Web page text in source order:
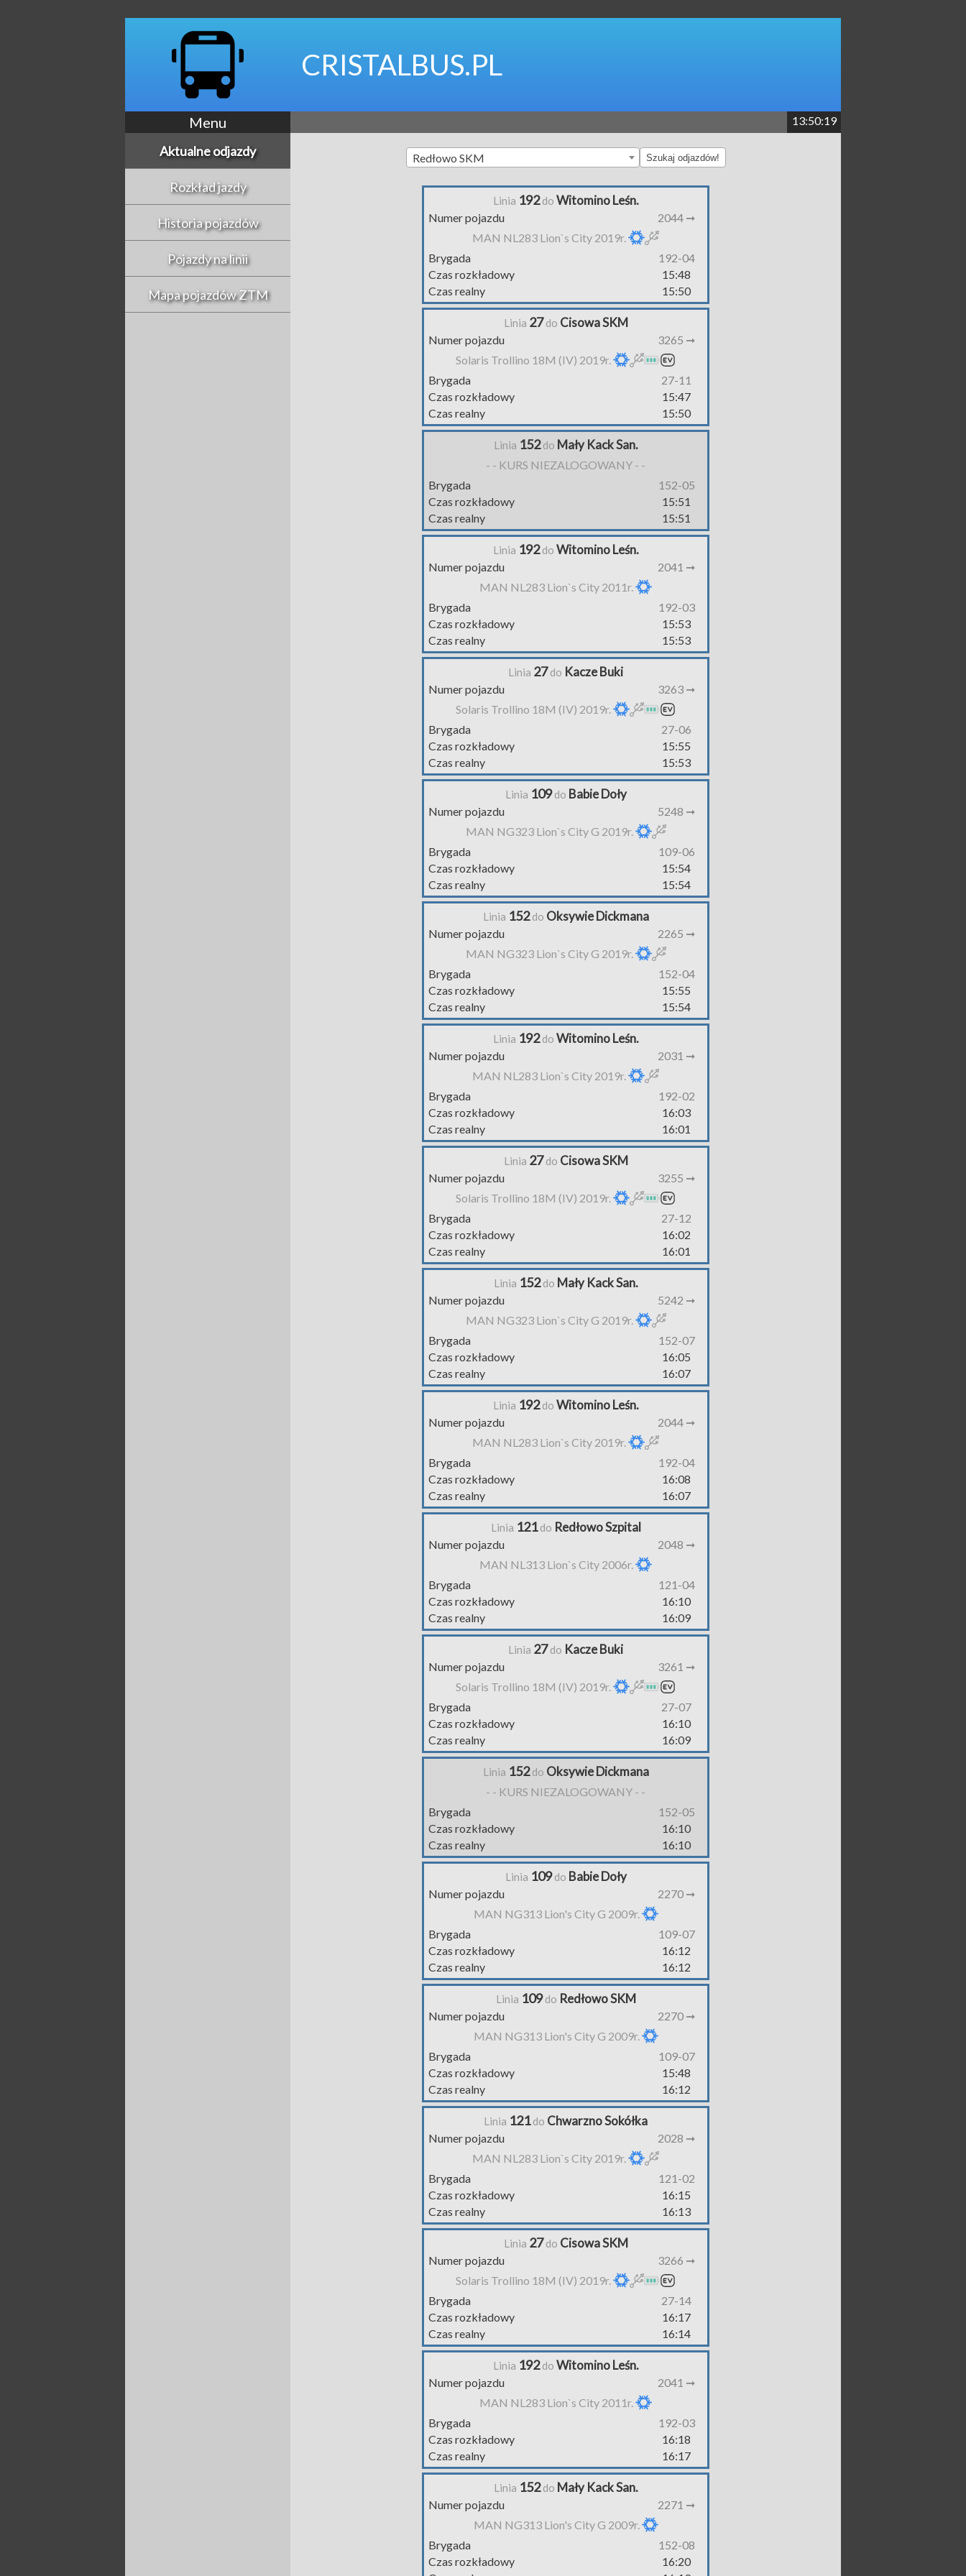
CRISTALBUS.PL
Menu 13:50:20
Aktualne odjazdy
Rozkład jazdy
Historia pojazdów
Pojazdy na linii
Mapa pojazdów ZTM
Redłowo SKM Szukaj odjazdów!
Linia 192do Witomino Leśn.
Numer pojazdu
2044 ➞
MAN NL283 Lion`s City 2019r.
Brygada
192-04
Czas rozkładowy
15:48
Czas realny
15:50
Linia 27do Cisowa SKM
Numer pojazdu
3265 ➞
Solaris Trollino 18M (IV) 2019r.
Brygada
27-11
Czas rozkładowy
15:47
Czas realny
15:50
Linia 152do Mały Kack San.
- - KURS NIEZALOGOWANY - -
Brygada
152-05
Czas rozkładowy
15:51
Czas realny
15:51
Linia 192do Witomino Leśn.
Numer pojazdu
2041 ➞
MAN NL283 Lion`s City 2011r.
Brygada
192-03
Czas rozkładowy
15:53
Czas realny
15:53
Linia 27do Kacze Buki
Numer pojazdu
3263 ➞
Solaris Trollino 18M (IV) 2019r.
Brygada
27-06
Czas rozkładowy
15:55
Czas realny
15:53
Linia 109do Babie Doły
Numer pojazdu
5248 ➞
MAN NG323 Lion`s City G 2019r.
Brygada
109-06
Czas rozkładowy
15:54
Czas realny
15:54
Linia 152do Oksywie Dickmana
Numer pojazdu
2265 ➞
MAN NG323 Lion`s City G 2019r.
Brygada
152-04
Czas rozkładowy
15:55
Czas realny
15:54
Linia 192do Witomino Leśn.
Numer pojazdu
2031 ➞
MAN NL283 Lion`s City 2019r.
Brygada
192-02
Czas rozkładowy
16:03
Czas realny
16:01
Linia 27do Cisowa SKM
Numer pojazdu
3255 ➞
Solaris Trollino 18M (IV) 2019r.
Brygada
27-12
Czas rozkładowy
16:02
Czas realny
16:01
Linia 152do Mały Kack San.
Numer pojazdu
5242 ➞
MAN NG323 Lion`s City G 2019r.
Brygada
152-07
Czas rozkładowy
16:05
Czas realny
16:07
Linia 192do Witomino Leśn.
Numer pojazdu
2044 ➞
MAN NL283 Lion`s City 2019r.
Brygada
192-04
Czas rozkładowy
16:08
Czas realny
16:07
Linia 121do Redłowo Szpital
Numer pojazdu
2048 ➞
MAN NL313 Lion`s City 2006r.
Brygada
121-04
Czas rozkładowy
16:10
Czas realny
16:09
Linia 27do Kacze Buki
Numer pojazdu
3261 ➞
Solaris Trollino 18M (IV) 2019r.
Brygada
27-07
Czas rozkładowy
16:10
Czas realny
16:09
Linia 152do Oksywie Dickmana
- - KURS NIEZALOGOWANY - -
Brygada
152-05
Czas rozkładowy
16:10
Czas realny
16:10
Linia 109do Babie Doły
Numer pojazdu
2270 ➞
MAN NG313 Lion's City G 2009r.
Brygada
109-07
Czas rozkładowy
16:12
Czas realny
16:12
Linia 109do Redłowo SKM
Numer pojazdu
2270 ➞
MAN NG313 Lion's City G 2009r.
Brygada
109-07
Czas rozkładowy
15:48
Czas realny
16:12
Linia 121do Chwarzno Sokółka
Numer pojazdu
2028 ➞
MAN NL283 Lion`s City 2019r.
Brygada
121-02
Czas rozkładowy
16:15
Czas realny
16:13
Linia 27do Cisowa SKM
Numer pojazdu
3266 ➞
Solaris Trollino 18M (IV) 2019r.
Brygada
27-14
Czas rozkładowy
16:17
Czas realny
16:14
Linia 192do Witomino Leśn.
Numer pojazdu
2041 ➞
MAN NL283 Lion`s City 2011r.
Brygada
192-03
Czas rozkładowy
16:18
Czas realny
16:17
Linia 152do Mały Kack San.
Numer pojazdu
2271 ➞
MAN NG313 Lion's City G 2009r.
Brygada
152-08
Czas rozkładowy
16:20